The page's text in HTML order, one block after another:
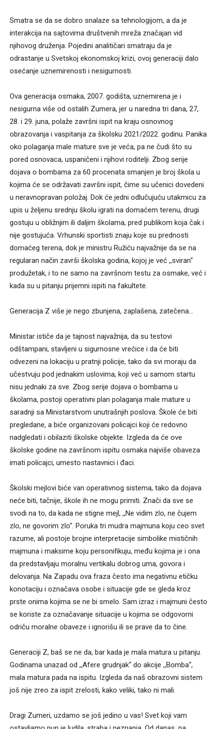
Smatra se da se dobro snalaze sa tehnologijom, a da je
interakcija na sajtovima društvenih mreža značajan vid
njihovog druženja. Pojedini analitičari smatraju da je
odrastanje u Svetskoj ekonomskoj krizi, ovoj generaciji dalo
osećanje uznemirenosti i nesigurnosti.
Ova generacija osmaka, 2007. godišta, uznemirena je i
nesigurna više od ostalih Zumera, jer u naredna tri dana, 27,
28. i 29. juna, polaže završni ispit na kraju osnovnog
obrazovanja i vaspitanja za školsku 2021/2022. godinu. Panika
oko polaganja male mature sve je veća, pa ne čudi što su
pored osnovaca, uspaničeni i njihovi roditelji. Zbog serije
dojava o bombama za 60 procenata smanjen je broj škola u
kojima će se održavati završni ispit, čime su učenici dovedeni
u neravnopravan položaj. Dok će jedni odlučujuću utakmicu za
upis u željenu srednju školu igrati na domaćem terenu, drugi
gostuju u obližnjim ili daljim školama, pred publikom koja čak i
nije gostujuća. Vrhunski sportisti znaju koje su prednosti
domaćeg terena, dok je ministru Ružiću najvažnije da se na
regularan način završi školska godina, kojoj je već ,,sviran“
produžetak, i to ne samo na završnom testu za osmake, već i
kada su u pitanju prijemni ispiti na fakultete.
Generacija Z više je nego zbunjena, zaplašena, zatečena…
Ministar ističe da je tajnost najvažnija, da su testovi
odštampani, stavljeni u sigurnosne vrećice i da će biti
odvezeni na lokaciju u pratnji policije, tako da svi moraju da
učestvuju pod jednakim uslovima, koji već u samom startu
nisu jednaki za sve. Zbog serije dojava o bombama u
školama, postoji operativni plan polaganja male mature u
saradnji sa Ministarstvom unutrašnjih poslova. Škole će biti
pregledane, a biće organizovani policajci koji će redovno
nadgledati i obilaziti školske objekte. Izgleda da će ove
školske godine na završnom ispitu osmaka najviše obaveza
imati policajci, umesto nastavnici i đaci.
Školski mejlovi biće van operativnog sistema, tako da dojava
neće biti, tačnije, škole ih ne mogu primiti. Znači da sve se
svodi na to, da kada ne stigne mejl, ,,Ne vidim zlo, ne čujem
zlo, ne govorim zlo“. Poruka tri mudra majmuna koju ceo svet
razume, ali postoje brojne interpretacije simbolike mističnih
majmuna i maksime koju personifikuju, među kojima je i ona
da predstavljaju moralnu vertikalu dobrog uma, govora i
delovanja. Na Zapadu ova fraza često ima negativnu etičku
konotaciju i označava osobe i situacije gde se gleda kroz
prste onima kojima se ne bi smelo. Sam izraz i majmuni često
se koriste za označavanje situacije u kojima se odgovorni
odriču moralne obaveze i ignorišu ili se prave da to čine.
Generaciji Z, baš se ne da, bar kada je mala matura u pitanju.
Godinama unazad od ,,Afere grudnjak“ do akcije ,,Bomba“,
mala matura pada na ispitu. Izgleda da naš obrazovni sistem
još nije zreo za ispit zrelosti, kako veliki, tako ni mali.
Dragi Zumeri, uzdamo se još jedino u vas! Svet koji vam